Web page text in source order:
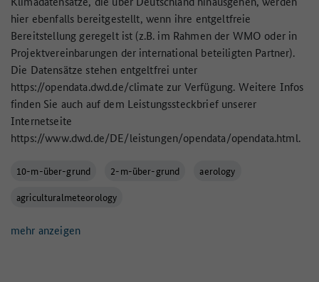
hier ebenfalls bereitgestellt, wenn ihre entgeltfreie
Bereitstellung geregelt ist (z.B. im Rahmen der WMO oder in
Projektvereinbarungen der international beteiligten Partner).
Die Datensätze stehen entgeltfrei unter
https://opendata.dwd.de/climate zur Verfügung. Weitere Infos
finden Sie auch auf dem Leistungssteckbrief unserer
Internetseite
https://www.dwd.de/DE/leistungen/opendata/opendata.html.
10-m-über-grund 2-m-über-grund
aerology
agriculturalmeteorology
mehr anzeigen